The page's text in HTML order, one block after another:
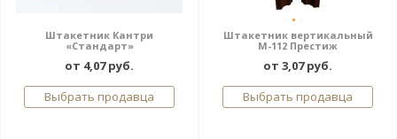
Штакетник Кантри
«Стандарт»
от 4,07 руб.
Выбрать продавца
Штакетник вертикальный
М-112 Престиж
от 3,07 руб.
Выбрать продавца